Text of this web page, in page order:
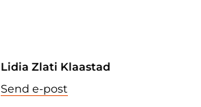
Lidia Zlati Klaastad
Send e-post